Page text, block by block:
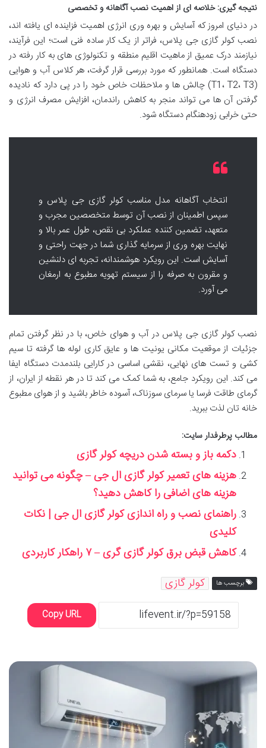
نتیجه گیری: خلاصه ای از اهمیت نصب آگاهانه و تخصصی
در دنیای امروز که آسایش و بهره وری انرژی اهمیت فزاینده ای یافته اند،
نصب کولر گازی جی پلاس، فراتر از یک کار ساده فنی است؛ این فرآیند،
نیازمند درک عمیق از ماهیت اقلیم منطقه و تکنولوژی های به کار رفته در
دستگاه است. همانطور که مورد بررسی قرار گرفت، هر کلاس آب و هوایی
(T1، T2، T3) چالش ها و ملاحظات خاص خود را در پی دارد که نادیده
گرفتن آن ها می تواند منجر به کاهش راندمان، افزایش مصرف انرژی و
حتی خرابی زودهنگام دستگاه شود.
انتخاب آگاهانه مدل مناسب کولر گازی جی پلاس و
سپس اطمینان از نصب آن توسط متخصصین مجرب و
متعهد، تضمین کننده عملکرد بی نقص، طول عمر بالا و
نهایت بهره وری از سرمایه گذاری شما در جهت راحتی و
آسایش است. این رویکرد هوشمندانه، تجربه ای دلنشین
و مقرون به صرفه را از سیستم تهویه مطبوع به ارمغان
می آورد.
نصب کولر گازی جی پلاس در آب و هوای خاص، با در نظر گرفتن تمام
جزئیات از موقعیت مکانی یونیت ها و عایق کاری لوله ها گرفته تا سیم
کشی و تست های نهایی، نقشی اساسی در کارایی بلندمدت دستگاه ایفا
می کند. این رویکرد جامع، به شما کمک می کند تا در هر نقطه از ایران، از
گرمای طاقت فرسا یا سرمای سوزناک، آسوده خاطر باشید و از هوای مطبوع
خانه تان لذت ببرید.
مطالب پرطرفدار سایت:
دکمه باز و بسته شدن دریچه کولر گازی
هزینه های تعمیر کولر گازی ال جی – چگونه می توانید
هزینه های اضافی را کاهش دهید؟
راهنمای نصب و راه اندازی کولر گازی ال جی | نکات
کلیدی
کاهش قبض برق کولر گازی گری – ۷ راهکار کاربردی
برچسب ها کولر گازی
Copy URL